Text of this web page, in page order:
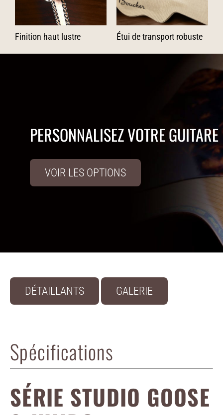
Finition haut lustre Étui de transport robuste
PERSONNALISEZ VOTRE GUITARE
VOIR LES OPTIONS
DÉTAILLANTS GALERIE
Spécifications
SÉRIE STUDIO GOOSE